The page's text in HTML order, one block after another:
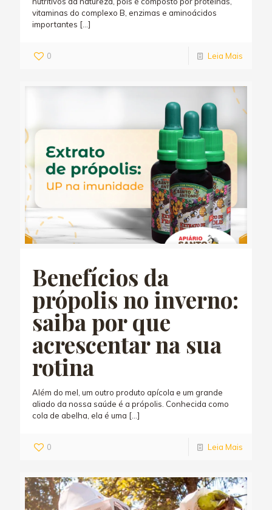
vitaminas do complexo B, enzimas e aminoácidos
importantes […]
0 Leia Mais
Benefícios da
própolis no inverno:
saiba por que
acrescentar na sua
rotina
Além do mel, um outro produto apícola e um grande
aliado da nossa saúde é a própolis. Conhecida como
cola de abelha, ela é uma […]
0 Leia Mais